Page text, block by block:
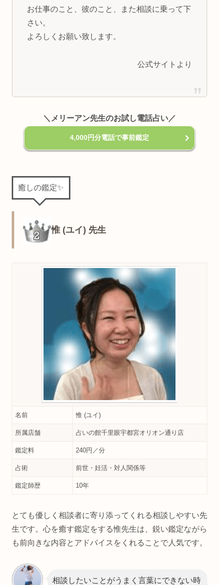
お仕事のこと、彼のこと、また相談に乗って下
さい。
よろしくお願い致します。
公式サイトより
＼メリーアン先生のお試し電話占い／
4,000円分電話で事前鑑定
癒しの鑑定✨
惟 (ユイ) 先生
名前 惟 (ユイ)
所属店舗 占いの館千里眼宇都宮オリオン通り店
鑑定料 240円／分
占術 前世・妊活・対人関係等
鑑定師歴 10年
とても優しく相談者に寄り添ってくれる相談しやすい先
生です。心を癒す鑑定をする惟先生は、鋭い鑑定ながら
も前向きな内容とアドバイスをくれることで人気です。
相談したいことがうまく言葉にできない時